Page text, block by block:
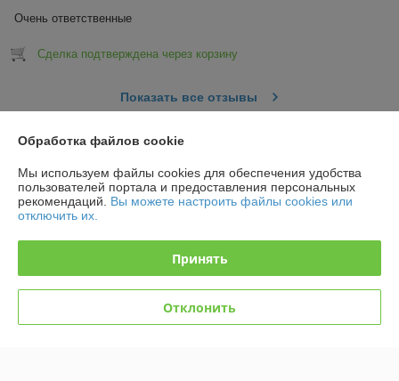
Очень ответственные
Сделка подтверждена через корзину
Показать все отзывы
Контакты
Доставка и оплата
Полная версия сайта
Обработка файлов cookie
Мы используем файлы cookies для обеспечения удобства
пользователей портала и предоставления персональных
рекомендаций. Вы можете настроить файлы cookies или
отключить их.
Принять
Отклонить